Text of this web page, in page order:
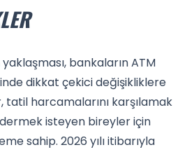
bankaların ATM
dikkat çekici değişikliklere
tatil harcamalarını karşılamak
isteyen bireyler için
sahip. 2026 yılı itibarıyla